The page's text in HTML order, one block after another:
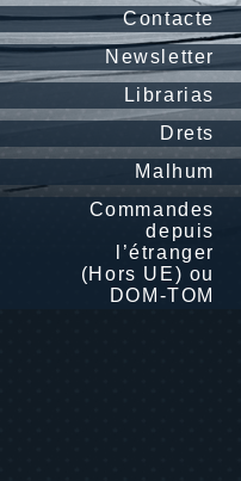
Contacte
Newsletter
Librarias
Drets
Malhum
Commandes
depuis
l’étranger
(Hors UE) ou
DOM-TOM